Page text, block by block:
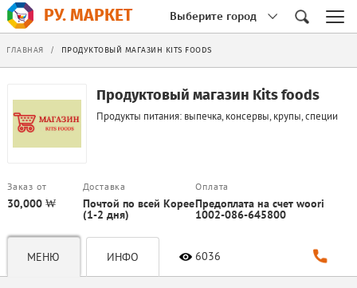
РУ. МАРКЕТ Выберите город
ГЛАВНАЯ / ПРОДУКТОВЫЙ МАГАЗИН KITS FOODS
Продуктовый магазин Kits foods
Продукты питания: выпечка, консервы, крупы, специи
Заказ от
30,000 ₩
Доставка
Почтой по всей Корее
(1-2 дня)
Оплата
Предоплата на счет woori
1002-086-645800
МЕНЮ ИНФО 6036